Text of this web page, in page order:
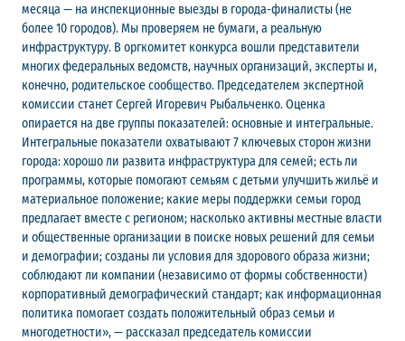
месяца — на инспекционные выезды в города-финалисты (не
более 10 городов). Мы проверяем не бумаги, а реальную
инфраструктуру. В оргкомитет конкурса вошли представители
многих федеральных ведомств, научных организаций, эксперты и,
конечно, родительское сообщество. Председателем экспертной
комиссии станет Сергей Игоревич Рыбальченко. Оценка
опирается на две группы показателей: основные и интегральные.
Интегральные показатели охватывают 7 ключевых сторон жизни
города: хорошо ли развита инфраструктура для семей; есть ли
программы, которые помогают семьям с детьми улучшить жильё и
материальное положение; какие меры поддержки семьи город
предлагает вместе с регионом; насколько активны местные власти
и общественные организации в поиске новых решений для семьи
и демографии; созданы ли условия для здорового образа жизни;
соблюдают ли компании (независимо от формы собственности)
корпоративный демографический стандарт; как информационная
политика помогает создать положительный образ семьи и
многодетности», — рассказал председатель комиссии